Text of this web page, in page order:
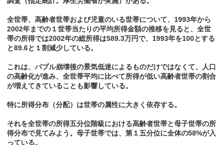
全世帯、高齢者世帯および児童のいる世帯について、1993年から
2002年までの１世帯当たりの平均所得金額の推移を見ると、全世
帯の所得では2002年の総所得は589.3万円で、1993年を100とする
と89.6と１割減少している。
これは、バブル崩壊後の景気低迷によるものだけではなくて、人口
の高齢化が進み、全世帯平均に比べて所得が低い高齢者世帯の割合
が増えてきていることも影響している。
特に所得分布（分配）は世帯の属性に大きく依存する。
それを全世帯の所得五分位階級における高齢者世帯と母子世帯の所
得分布で見てみよう。母子世帯では、第１五分位に全体の58%が入
っている。